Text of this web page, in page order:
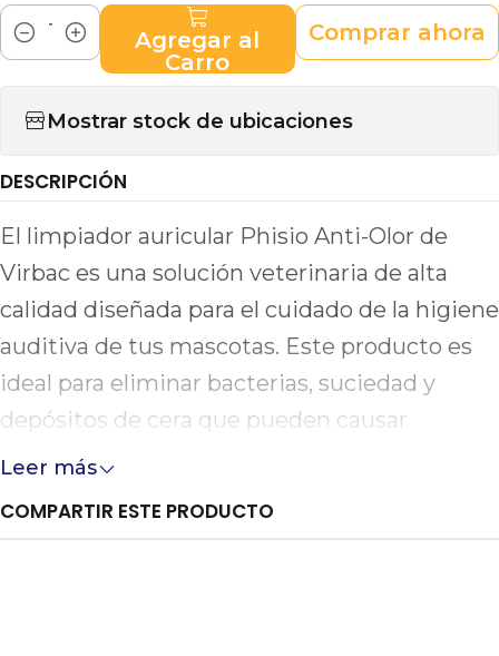
Cantidad
Agregar al
Carro
Comprar ahora
Mostrar stock de ubicaciones
DESCRIPCIÓN
El limpiador auricular Phisio Anti-Olor de
Virbac es una solución veterinaria de alta
calidad diseñada para el cuidado de la higiene
auditiva de tus mascotas. Este producto es
ideal para eliminar bacterias, suciedad y
depósitos de cera que pueden causar
incomodidad y problemas auditivos en
Leer más
COMPARTIR ESTE PRODUCTO